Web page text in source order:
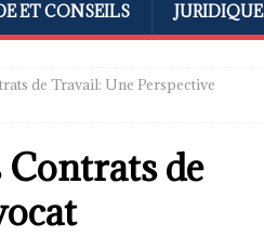
ET CONSEILS JURIDIQUE
de Travail: Une Perspective
Contrats de